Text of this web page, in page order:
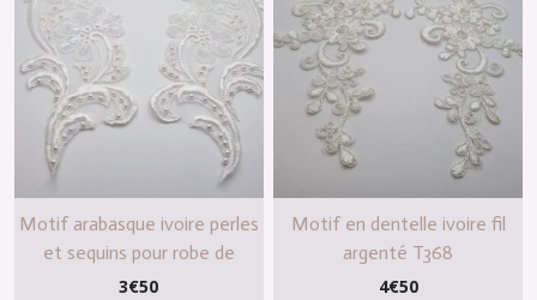
Motif arabasque ivoire perles
et sequins pour robe de
mariée
3€50
Motif en dentelle ivoire fil
argenté T368
4€50